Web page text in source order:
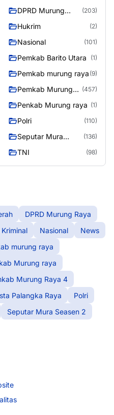
DPRD Murung
Raya
(203)
Hukrim (2)
Nasional (101)
Pemkab Barito Utara (1)
Pemkab murung raya (9)
Pemkab Murung
Raya
(457)
Penkab Murung raya (1)
Polri (110)
Seputar Mura
Seasen 2
(136)
TNI (98)
DPRD Murung Raya
Nasional
News
murung raya
Murung raya
Murung Raya 4
Palangka Raya
Polri
Seputar Mura Seasen 2